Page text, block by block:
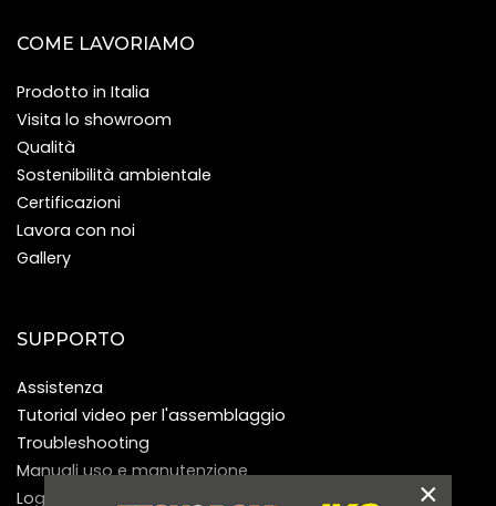
COME LAVORIAMO
Prodotto in Italia
Visita lo showroom
Qualità
Sostenibilità ambientale
Certificazioni
Lavora con noi
Gallery
SUPPORTO
Assistenza
Tutorial video per l'assemblaggio
Troubleshooting
Manuali uso e manutenzione
Login area clienti
×